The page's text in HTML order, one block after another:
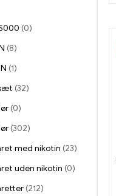
(0)
(8)
(1)
(32)
(0)
(302)
med nikotin (23)
uden nikotin (0)
(212)